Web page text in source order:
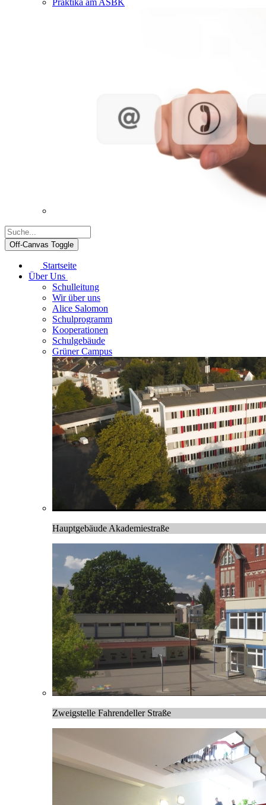
Praktika am ASBK
Off-Canvas Toggle
Startseite
Über Uns
Schulleitung
Wir über uns
Alice Salomon
Schulprogramm
Kooperationen
Schulgebäude
Grüner Campus
Hauptgebäude Akademiestraße
Zweigstelle Fahrendeller Straße